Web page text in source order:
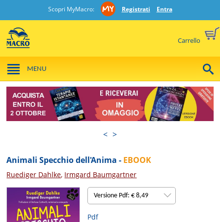
Scopri MyMacro: Registrati Entra
Carrello
MENU
< >
Animali Specchio dell'Anima - EBOOK
Ruediger Dahlke, Irmgard Baumgartner
Versione Pdf: € 8,49
Pdf